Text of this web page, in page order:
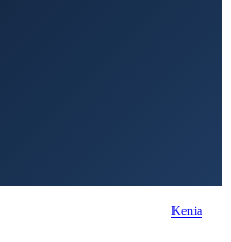
Kenia